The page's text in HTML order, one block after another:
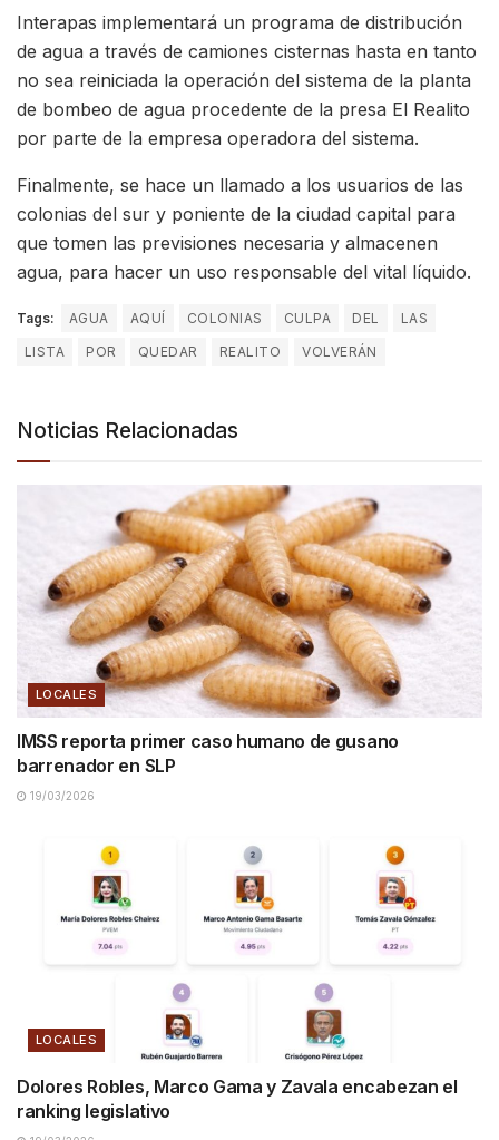
Interapas implementará un programa de distribución
de agua a través de camiones cisternas hasta en tanto
no sea reiniciada la operación del sistema de la planta
de bombeo de agua procedente de la presa El Realito
por parte de la empresa operadora del sistema.
Finalmente, se hace un llamado a los usuarios de las
colonias del sur y poniente de la ciudad capital para
que tomen las previsiones necesaria y almacenen
agua, para hacer un uso responsable del vital líquido.
Tags: AGUA AQUÍ COLONIAS CULPA DEL
LAS
LISTA
POR QUEDAR REALITO VOLVERÁN
Noticias Relacionadas
LOCALES
IMSS reporta primer caso humano de gusano
barrenador en SLP
19/03/2026
LOCALES
Dolores Robles, Marco Gama y Zavala encabezan el
ranking legislativo